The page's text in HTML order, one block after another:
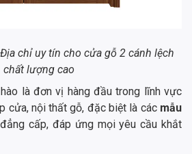
chỉ uy tín cho cửa gỗ 2 cánh lệch
chất lượng cao
là đơn vị hàng đầu trong lĩnh vực
cửa, nội thất gỗ, đặc biệt là các mẫu
đẳng cấp, đáp ứng mọi yêu cầu khắt